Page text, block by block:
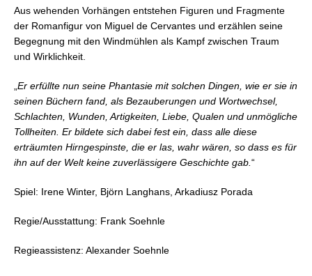
Aus wehenden Vorhängen entstehen Figuren und Fragmente
der Romanfigur von Miguel de Cervantes und erzählen seine
Begegnung mit den Windmühlen als Kampf zwischen Traum
und Wirklichkeit.
Er erfüllte nun seine Phantasie mit solchen Dingen, wie er sie in
seinen Büchern fand, als Bezauberungen und Wortwechsel,
Schlachten, Wunden, Artigkeiten, Liebe, Qualen und unmögliche
Tollheiten. Er bildete sich dabei fest ein, dass alle diese
erträumten Hirngespinste, die er las, wahr wären, so dass es für
ihn auf der Welt keine zuverlässigere Geschichte gab. “
Spiel: Irene Winter, Björn Langhans, Arkadiusz Porada
Regie/Ausstattung: Frank Soehnle
Regieassistenz: Alexander Soehnle